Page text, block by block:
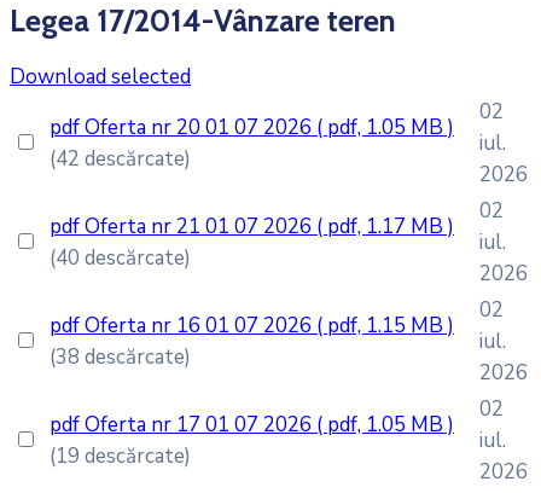
Legea 17/2014-Vânzare teren
Download selected
pdfOferta nr 20 01 07 2026 ( pdf, 1.05 MB )
(42 descărcate)
02
iul.
2026
pdfOferta nr 21 01 07 2026 ( pdf, 1.17 MB )
(40 descărcate)
02
iul.
2026
pdfOferta nr 16 01 07 2026 ( pdf, 1.15 MB )
(38 descărcate)
02
iul.
2026
pdfOferta nr 17 01 07 2026 ( pdf, 1.05 MB )
(19 descărcate)
02
iul.
2026